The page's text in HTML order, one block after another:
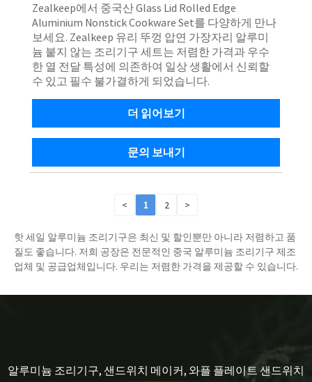
Zealkeep에서 중국산 Glass Lid Rolled Edge
Aluminium Nonstick Cookware Set를 다양하게 만나
보세요. Zealkeep 유리 뚜껑 압연 가장자리 알루미
늄 붙지 않는 조리기구 세트는 저렴한 가격과 우수
한 열 전달 특성에 의존하여 일상 생활에서 신뢰할
수 있고 필수 불가결하게 되었습니다.
더 읽어보기
문의 보내기
< 1 2 >
핫 세일 알루미늄 조리기구은 최신 및 할인뿐만 아니라 저렴하고 품
질도 좋습니다. 저희 공장은 전문적인 중국 알루미늄 조리기구 제조
업체 및 공급업체입니다. 우리는 저렴한 가격을 제공할 수 있습니다.
알루미늄 조리기구, 샌드위치 메이커, 와플 플레이트 샌드위치